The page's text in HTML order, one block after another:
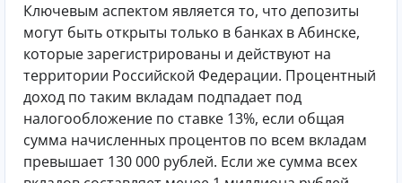
Ключевым аспектом является то, что депозиты
могут быть открыты только в банках в Абинске,
которые зарегистрированы и действуют на
территории Российской Федерации. Процентный
доход по таким вкладам подпадает под
налогообложение по ставке 13%, если общая
сумма начисленных процентов по всем вкладам
превышает 130 000 рублей. Если же сумма всех